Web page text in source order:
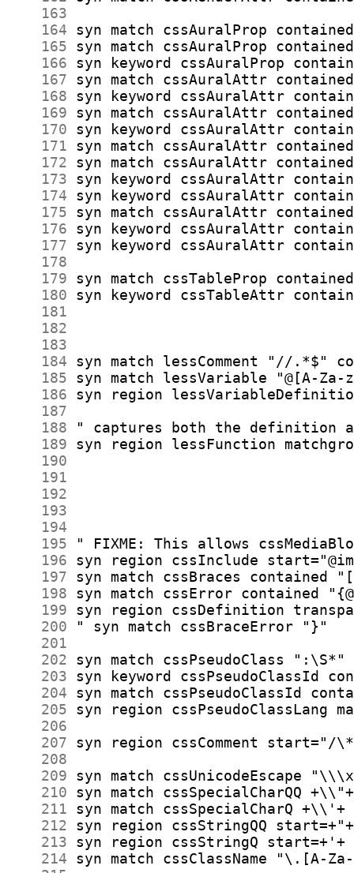
    163
    164
    165
    166
    167
    168
    169
    170
    171
    172
    173
    174
    175
    176
    177
    178
    179
    180
    181
    182
    183
    184
    185
    186
    187
    188
    189
    190
    191
    192
    193
    194
    195
    196
    197
    198
    199
    200
    201
    202
    203
    204
    205
    206
    207
    208
    209
    210
    211
    212
    213
    214